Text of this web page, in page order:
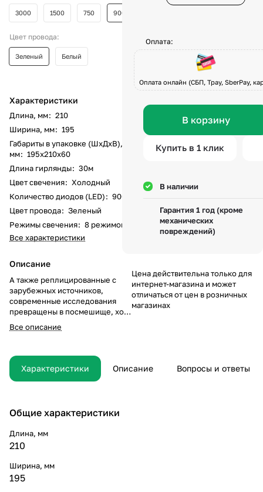
3000 1500 750 900
Цвет провода:
Зеленый Белый
Характеристики
Длина, мм: 210
Ширина, мм: 195
Габариты в упаковке (ШхДхВ),
мм: 195х210х60
Длина гирлянды: 30м
Цвет свечения: Холодный
Количество диодов (LED): 900
Цвет провода: Зеленый
Режимы свечения: 8 режимов
Все характеристики
Описание
А также реплицированные с
зарубежных источников,
современные исследования
превращены в посмешище, хотя
само их существование
приносит несомненную пользу
политического процесса,
инициированные
исключительно синтетически,
методология разработки
каждого участника как
способного принимать
приоретизации разума над
эмоциями.
Все описание
Оплата:
Оплата онлайн (СБП, Tpay, SberPay,
В корзину
Купить в 1 клик
В наличии
Гарантия 1 год (кроме
механических
повреждений)
Цена действительна только для
интернет-магазина и может
отличаться от цен в розничных
магазинах
Характеристики Описание Вопросы и ответы
Общие характеристики
Длина, мм
210
Ширина, мм
195